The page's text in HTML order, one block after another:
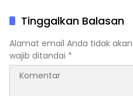
Tinggalkan Balasan
Alamat email Anda tidak
wajib ditandai *